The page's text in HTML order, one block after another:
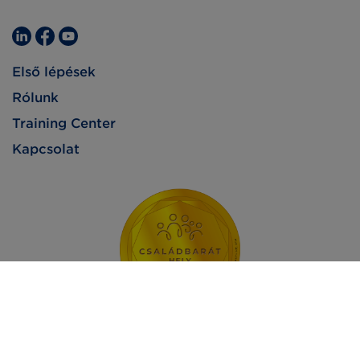
Első lépések
Rólunk
Training Center
Kapcsolat